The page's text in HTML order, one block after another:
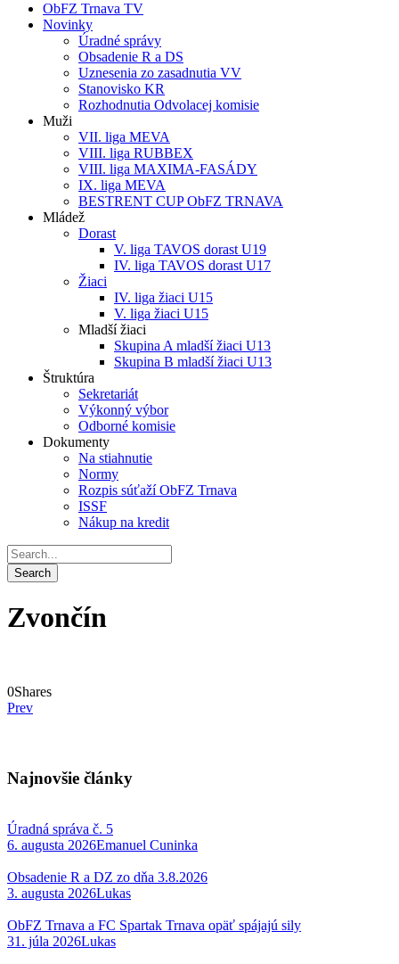
ObFZ Trnava TV
Novinky
Úradné správy
Obsadenie R a DS
Uznesenia zo zasadnutia VV
Stanovisko KR
Rozhodnutia Odvolacej komisie
Muži
VII. liga MEVA
VIII. liga RUBBEX
VIII. liga MAXIMA-FASÁDY
IX. liga MEVA
BESTRENT CUP ObFZ TRNAVA
Mládež
Dorast
V. liga TAVOS dorast U19
IV. liga TAVOS dorast U17
Žiaci
IV. liga žiaci U15
V. liga žiaci U15
Mladší žiaci
Skupina A mladší žiaci U13
Skupina B mladší žiaci U13
Štruktúra
Sekretariát
Výkonný výbor
Odborné komisie
Dokumenty
Na stiahnutie
Normy
Rozpis súťaží ObFZ Trnava
ISSF
Nákup na kredit
Zvončín
0Shares
Prev
Najnovšie články
Úradná správa č. 5
6. augusta 2026Emanuel Cuninka
Obsadenie R a DZ zo dňa 3.8.2026
3. augusta 2026Lukas
ObFZ Trnava a FC Spartak Trnava opäť spájajú sily
31. júla 2026Lukas